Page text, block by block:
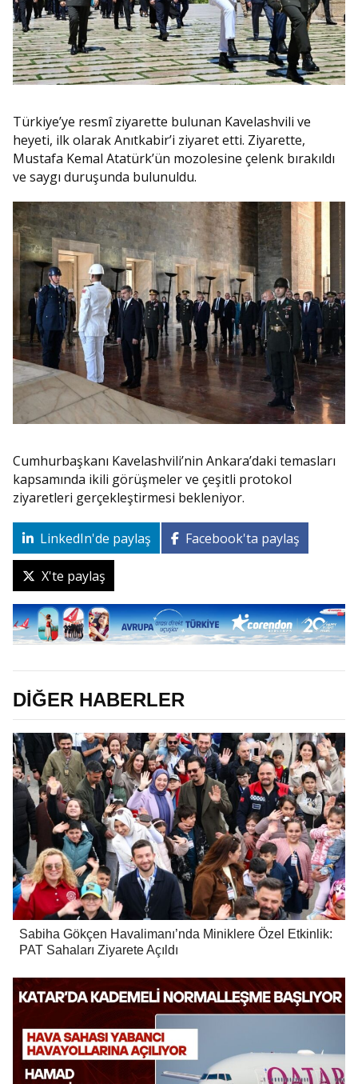
Türkiye’ye resmî ziyarette bulunan Kavelashvili ve
heyeti, ilk olarak Anıtkabir’i ziyaret etti. Ziyarette,
Mustafa Kemal Atatürk’ün mozolesine çelenk bırakıldı
ve saygı duruşunda bulunuldu.
Cumhurbaşkanı Kavelashvili’nin Ankara’daki temasları
kapsamında ikili görüşmeler ve çeşitli protokol
ziyaretleri gerçekleştirmesi bekleniyor.
LinkedIn'de paylaş Facebook'ta paylaş
X'te paylaş
DİĞER HABERLER
Sabiha Gökçen Havalimanı’nda Miniklere Özel Etkinlik:
PAT Sahaları Ziyarete Açıldı